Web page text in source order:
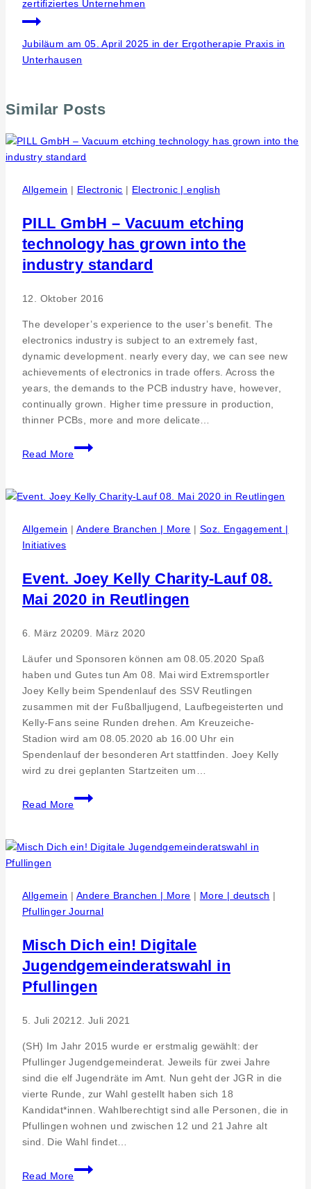
zertifiziertes Unternehmen
Jubiläum am 05. April 2025 in der Ergotherapie Praxis in
Unterhausen
Similar Posts
Allgemein | Electronic | Electronic | english
PILL GmbH – Vacuum etching
technology has grown into the
industry standard
12. Oktober 2016
The developer’s experience to the user’s benefit. The
electronics industry is subject to an extremely fast,
dynamic development. nearly every day, we can see new
achievements of electronics in trade offers. Across the
years, the demands to the PCB industry have, however,
continually grown. Higher time pressure in production,
thinner PCBs, more and more delicate…
Read More
PILL
GmbH
Vacuum
technology
into
the
industry
Allgemein | Andere Branchen | More | Soz. Engagement |
Initiatives
Event. Joey Kelly Charity-Lauf 08.
Mai 2020 in Reutlingen
6. März 20209. März 2020
Läufer und Sponsoren können am 08.05.2020 Spaß
haben und Gutes tun Am 08. Mai wird Extremsportler
Joey Kelly beim Spendenlauf des SSV Reutlingen
zusammen mit der Fußballjugend, Laufbegeisterten und
Kelly-Fans seine Runden drehen. Am Kreuzeiche-
Stadion wird am 08.05.2020 ab 16.00 Uhr ein
Spendenlauf der besonderen Art stattfinden. Joey Kelly
wird zu drei geplanten Startzeiten um…
Read More
Event.
Joey
Charity-
Mai
Reutlingen
Allgemein | Andere Branchen | More | More | deutsch |
Pfullinger Journal
Misch Dich ein! Digitale
Jugendgemeinderatswahl in
Pfullingen
5. Juli 2021 2. Juli 2021
(SH) Im Jahr 2015 wurde er erstmalig gewählt: der
Pfullinger Jugendgemeinderat. Jeweils für zwei Jahre
sind die elf Jugendräte im Amt. Nun geht der JGR in die
vierte Runde, zur Wahl gestellt haben sich 18
Kandidat*innen. Wahlberechtigt sind alle Personen, die in
Pfullingen wohnen und zwischen 12 und 21 Jahre alt
sind. Die Wahl findet…
Read More
Misch
Dich